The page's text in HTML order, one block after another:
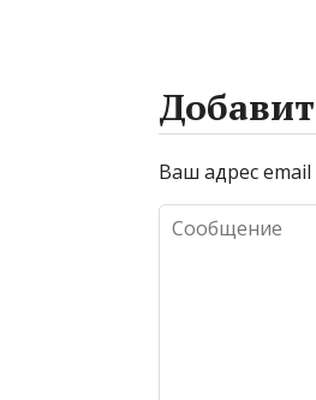
Ваш адрес email